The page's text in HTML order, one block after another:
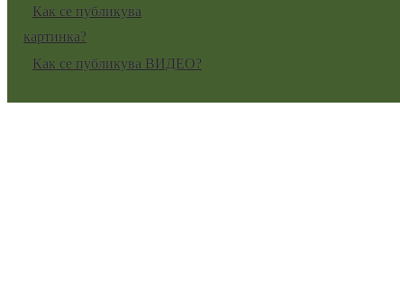
Как се публикува
картинка?
Как се публикува ВИДЕО?